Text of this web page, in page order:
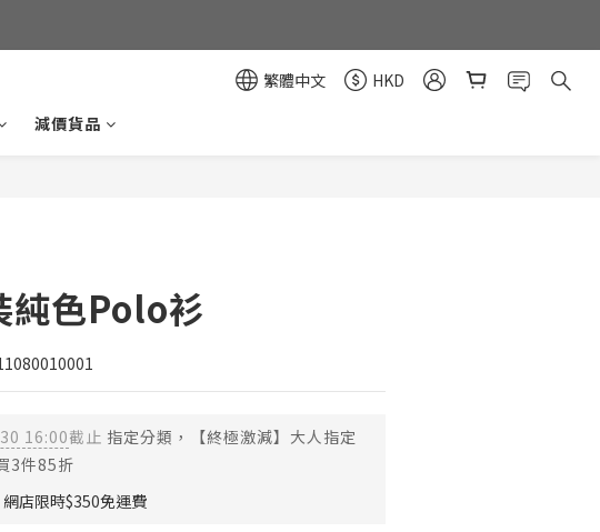
繁體中文
HKD
減價貨品
純色Polo衫
16:00截止 指定分類，【終極激減】大人指定
3件85折
店限時$350免運費